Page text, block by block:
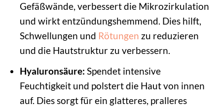
Gefäßwände, verbessert die Mikrozirkulation
und wirkt entzündungshemmend. Dies hilft,
Schwellungen und Rötungen zu reduzieren
und die Hautstruktur zu verbessern.
Hyaluronsäure: Spendet intensive
Feuchtigkeit und polstert die Haut von innen
auf. Dies sorgt für ein glatteres, pralleres